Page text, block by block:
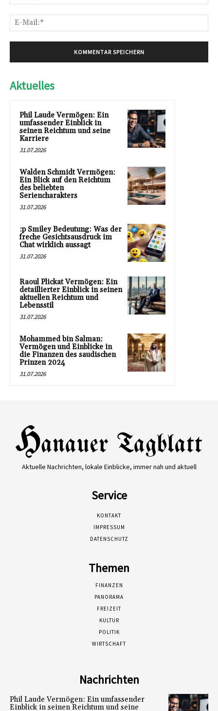
Aktuelles
Phil Laude Vermögen: Ein
umfassender Einblick in
seinen Reichtum und seine
Karriere
31.07.2026
Walden Schmidt Vermögen:
Ein Blick auf den Reichtum
des beliebten
Seriencharakters
31.07.2026
:p Smiley Bedeutung: Was der
freche Gesichtsausdruck im
Chat wirklich aussagt
31.07.2026
Raoul Plickat Vermögen: Ein
detaillierter Einblick in seinen
aktuellen Reichtum und
Lebensstil
31.07.2026
Mohammed bin Salman:
Vermögen und Einblicke in
die Finanzen des saudischen
Prinzen 2024
31.07.2026
Aktuelle Nachrichten, lokale Einblicke, immer nah und aktuell
Service
KONTAKT
IMPRESSUM
DATENSCHUTZ
Themen
FINANZEN
PANORAMA
FREIZEIT
KULTUR
POLITIK
WIRTSCHAFT
Nachrichten
Phil Laude Vermögen: Ein umfassender
Einblick in seinen Reichtum und seine